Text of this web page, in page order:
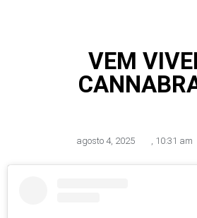
VEM
agosto 4, 2025 , 10:31 am